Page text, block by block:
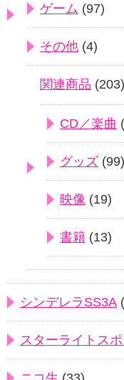
ゲーム (97)
その他 (4)
関連商品 (203)
CD／楽曲
グッズ (99)
映像 (19)
書籍 (13)
シンデレラSS3A
スターライトスポ